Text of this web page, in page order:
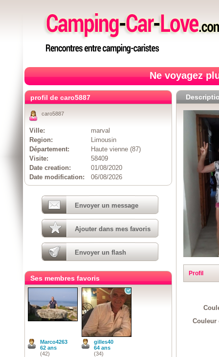
Ne voyagez
Profil
Couleur
profil de caro5887
caro5887
Ville:
marval
Region:
Limousin
Département:
Haute vienne (87)
Visite:
58409
Date creation:
01/08/2020
Date modification:
06/08/2026
Envoyer un message
Ajouter dans mes favoris
Envoyer un flash
Ses membres favoris
Marco4263
62 ans
(42)
gilles40
64 ans
(34)